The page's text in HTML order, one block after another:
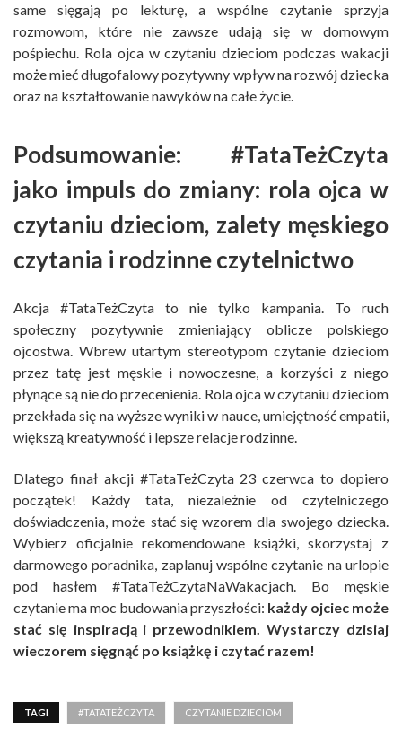
same sięgają po lekturę, a wspólne czytanie sprzyja
rozmowom, które nie zawsze udają się w domowym
pośpiechu. Rola ojca w czytaniu dzieciom podczas wakacji
może mieć długofalowy pozytywny wpływ na rozwój dziecka
oraz na kształtowanie nawyków na całe życie.
Podsumowanie: #TataTeżCzyta
jako impuls do zmiany: rola ojca w
czytaniu dzieciom, zalety męskiego
czytania i rodzinne czytelnictwo
Akcja #TataTeżCzyta to nie tylko kampania. To ruch
społeczny pozytywnie zmieniający oblicze polskiego
ojcostwa. Wbrew utartym stereotypom czytanie dzieciom
przez tatę jest męskie i nowoczesne, a korzyści z niego
płynące są nie do przecenienia. Rola ojca w czytaniu dzieciom
przekłada się na wyższe wyniki w nauce, umiejętność empatii,
większą kreatywność i lepsze relacje rodzinne.
Dlatego finał akcji #TataTeżCzyta 23 czerwca to dopiero
początek! Każdy tata, niezależnie od czytelniczego
doświadczenia, może stać się wzorem dla swojego dziecka.
Wybierz oficjalnie rekomendowane książki, skorzystaj z
darmowego poradnika, zaplanuj wspólne czytanie na urlopie
pod hasłem #TataTeżCzytaNaWakacjach. Bo męskie
czytanie ma moc budowania przyszłości: każdy ojciec może
stać się inspiracją i przewodnikiem. Wystarczy dzisiaj
wieczorem sięgnąć po książkę i czytać razem!
TAGI #TATATEŻCZYTA CZYTANIE DZIECIOM